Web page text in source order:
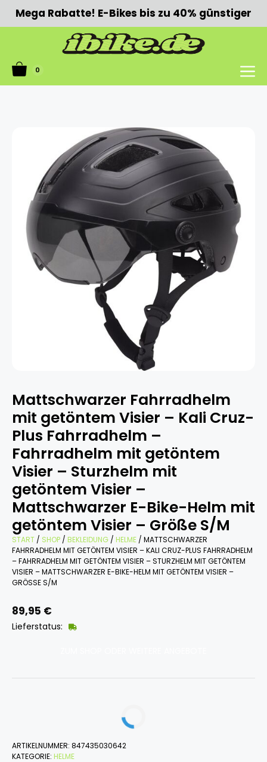
Zum
Inhalt
Mega Rabatte! E-Bikes bis zu 40% günstiger
0
Menü
Mattschwarzer Fahrradhelm
mit getöntem Visier – Kali Cruz-
Plus Fahrradhelm –
Fahrradhelm mit getöntem
Visier – Sturzhelm mit
getöntem Visier –
Mattschwarzer E-Bike-Helm mit
getöntem Visier – Größe S/M
START / SHOP / BEKLEIDUNG / HELME / MATTSCHWARZER
FAHRRADHELM MIT GETÖNTEM VISIER – KALI CRUZ-PLUS FAHRRADHELM
– FAHRRADHELM MIT GETÖNTEM VISIER – STURZHELM MIT GETÖNTEM
VISIER – MATTSCHWARZER E-BIKE-HELM MIT GETÖNTEM VISIER –
GRÖSSE S/M
89,95 €
Lieferstatus:
ARTIKELNUMMER: 847435030642
KATEGORIE: HELME